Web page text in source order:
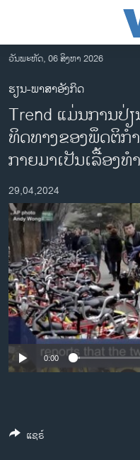
ເຂົ້າ
ຫາ
ຂ້າມ
ຂ້າມ
ຂ້າມ
ໄປ
ຫາ
ຊອກ
ຄົ້ນ
ລາວ
ອາເມຣິກາ
ການເລືອກຕັ້ງ ປະທານາທີບໍດີ
ໂລກ
ເອເຊຍ
ອິດສະຫຼະພາບດ້ານການຂ່າວ
ຊີວິດຊາວລາວ
ຊຸມຊົນຊາວລາວ
ວິທະຍາສາດ-ເທັກໂນໂລຈີ
ທຸລະກິດ
ສຽງ
ວັນພະຫັດ, 06 ສິງຫາ 2026
ຮຽນ-ພາສາອັງກິດ
Trend ແມ່ນການປ່
ທິດທາງຂອງພຶດຕິກໍ
ກາຍມາເປັນເລື້ອງ
29,04,2024
No media
0:00
ແຊຣ໌